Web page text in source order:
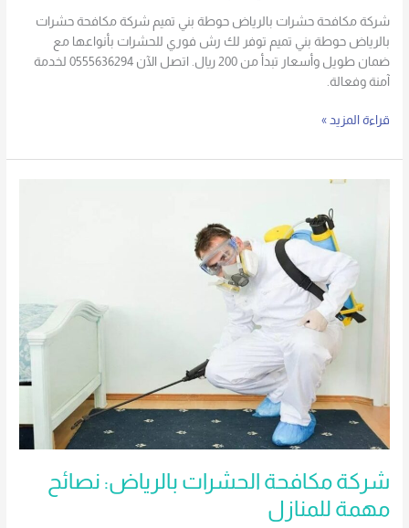
شركة مكافحة حشرات بالرياض حوطة بني تميم شركة مكافحة حشرات
بالرياض حوطة بني تميم توفر لك رش فوري للحشرات بأنواعها مع
ضمان طويل وأسعار تبدأ من 200 ريال. اتصل الآن 0555636294 لخدمة
آمنة وفعالة.
قراءة المزيد »
شركة مكافحة الحشرات بالرياض: نصائح
مهمة للمنازل
للمنازل